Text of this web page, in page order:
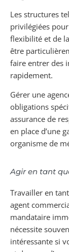
Les structures
privilégiées
flexibilité et de
être
faire entrer des
rapidement.
Gérer une
obligations
assurance de
en place d’une
organisme de
Agir en tant
Travailler en
agent
mandataire
nécessite
intéressante si